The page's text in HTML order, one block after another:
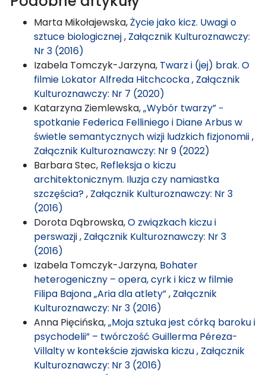
Marta Mikołajewska,Życie jako kicz. Uwagi o
sztuce biologicznej, Załącznik Kulturoznawczy:
Nr 3 (2016)
Izabela Tomczyk-Jarzyna, Twarz i (jej) brak. O
filmie Lokator Alfreda Hitchcocka, Załącznik
Kulturoznawczy: Nr 7 (2020)
Katarzyna Ziemlewska,„Wybór twarzy” −
spotkanie Federica Felliniego i Diane Arbus w
świetle semantycznych wizji ludzkich fizjonomii,
Załącznik Kulturoznawczy: Nr 9 (2022)
Barbara Stec, Refleksja o kiczu
architektonicznym. Iluzja czy namiastka
szczęścia?, Załącznik Kulturoznawczy: Nr 3
(2016)
Dorota Dąbrowska,O związkach kiczu i
perswazji, Załącznik Kulturoznawczy: Nr 3
(2016)
Izabela Tomczyk-Jarzyna, Bohater
heterogeniczny – opera, cyrk i kicz w filmie
Filipa Bajona „Aria dla atlety”, Załącznik
Kulturoznawczy: Nr 3 (2016)
Anna Pięcińska,„Moja sztuka jest córką baroku i
psychodelii” – twórczość Guillerma Péreza-
Villalty w kontekście zjawiska kiczu, Załącznik
Kulturoznawczy: Nr 3 (2016)